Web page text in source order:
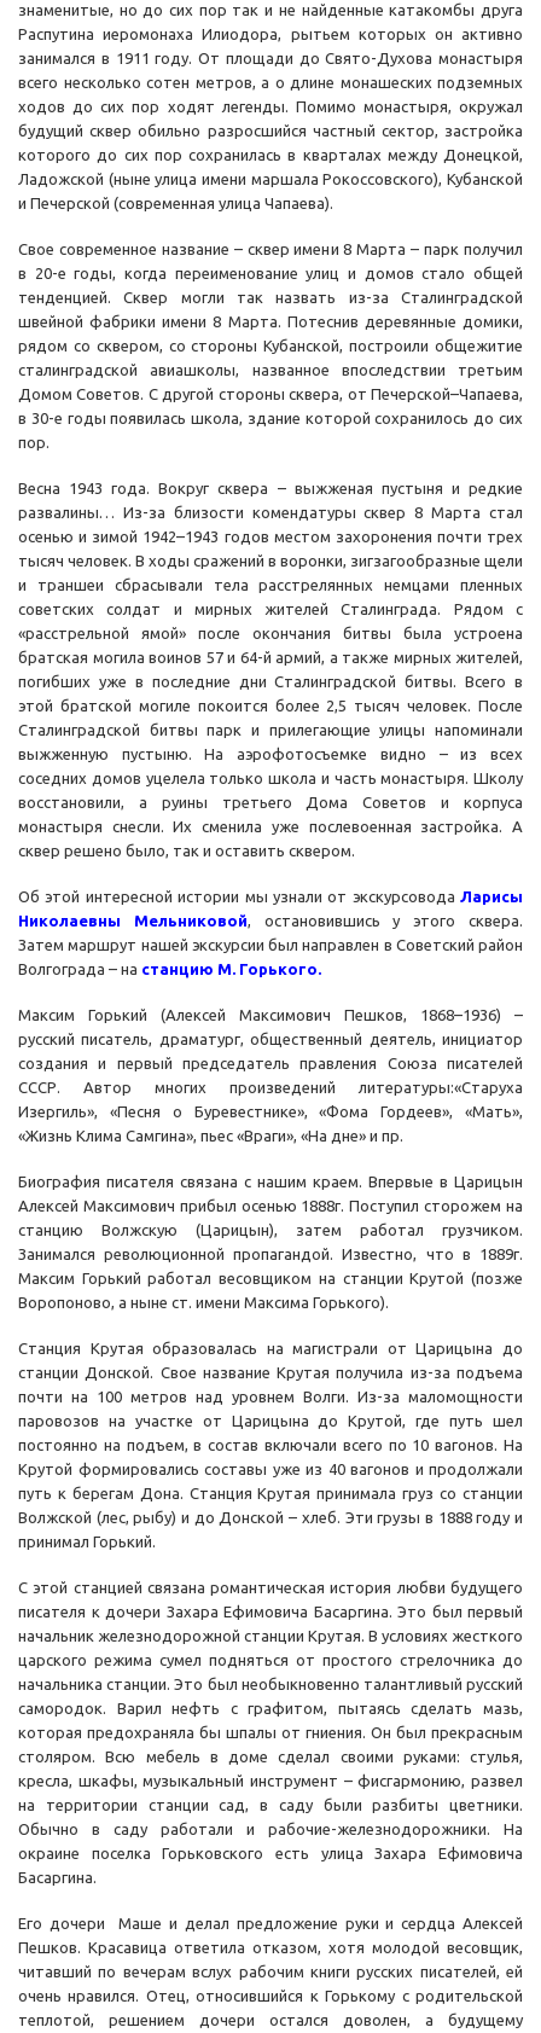
знаменитые, но до сих пор так и не найденные катакомбы друга
Распутина иеромонаха Илиодора, рытьем которых он активно
занимался в 1911 году. От площади до Свято-Духова монастыря
всего несколько сотен метров, а о длине монашеских подземных
ходов до сих пор ходят легенды. Помимо монастыря, окружал
будущий сквер обильно разросшийся частный сектор, застройка
которого до сих пор сохранилась в кварталах между Донецкой,
Ладожской (ныне улица имени маршала Рокоссовского), Кубанской
и Печерской (современная улица Чапаева).
Свое современное название – сквер имени 8 Марта – парк получил
в 20-е годы, когда переименование улиц и домов стало общей
тенденцией. Сквер могли так назвать из-за Сталинградской
швейной фабрики имени 8 Марта. Потеснив деревянные домики,
рядом со сквером, со стороны Кубанской, построили общежитие
сталинградской авиашколы, названное впоследствии третьим
Домом Советов. С другой стороны сквера, от Печерской–Чапаева,
в 30-е годы появилась школа, здание которой сохранилось до сих
пор.
Весна 1943 года. Вокруг сквера – выжженая пустыня и редкие
развалины… Из-за близости комендатуры сквер 8 Марта стал
осенью и зимой 1942–1943 годов местом захоронения почти трех
тысяч человек. В ходы сражений в воронки, зигзагообразные щели
и траншеи сбрасывали тела расстрелянных немцами пленных
советских солдат и мирных жителей Сталинграда. Рядом с
«расстрельной ямой» после окончания битвы была устроена
братская могила воинов 57 и 64-й армий, а также мирных жителей,
погибших уже в последние дни Сталинградской битвы. Всего в
этой братской могиле покоится более 2,5 тысяч человек. После
Сталинградской битвы парк и прилегающие улицы напоминали
выжженную пустыню. На аэрофотосъемке видно – из всех
соседних домов уцелела только школа и часть монастыря. Школу
восстановили, а руины третьего Дома Советов и корпуса
монастыря снесли. Их сменила уже послевоенная застройка. А
сквер решено было, так и оставить сквером.
Об этой интересной истории мы узнали от экскурсовода Ларисы
Николаевны Мельниковой, остановившись у этого сквера.
Затем маршрут нашей экскурсии был направлен в Советский район
Волгограда – на станцию М. Горького.
Максим Горький (Алексей Максимович Пешков, 1868–1936) –
русский писатель, драматург, общественный деятель, инициатор
создания и первый председатель правления Союза писателей
СССР. Автор многих произведений литературы:«Старуха
Изергиль», «Песня о Буревестнике», «Фома Гордеев», «Мать»,
«Жизнь Клима Самгина», пьес «Враги», «На дне» и пр.
Биография писателя связана с нашим краем. Впервые в Царицын
Алексей Максимович прибыл осенью 1888г. Поступил сторожем на
станцию Волжскую (Царицын), затем работал грузчиком.
Занимался революционной пропагандой. Известно, что в 1889г.
Максим Горький работал весовщиком на станции Крутой (позже
Воропоново, а ныне ст. имени Максима Горького).
Станция Крутая образовалась на магистрали от Царицына до
станции Донской. Свое название Крутая получила из-за подъема
почти на 100 метров над уровнем Волги. Из-за маломощности
паровозов на участке от Царицына до Крутой, где путь шел
постоянно на подъем, в состав включали всего по 10 вагонов. На
Крутой формировались составы уже из 40 вагонов и продолжали
путь к берегам Дона. Станция Крутая принимала груз со станции
Волжской (лес, рыбу) и до Донской – хлеб. Эти грузы в 1888 году и
принимал Горький.
С этой станцией связана романтическая история любви будущего
писателя к дочери Захара Ефимовича Басаргина. Это был первый
начальник железнодорожной станции Крутая. В условиях жесткого
царского режима сумел подняться от простого стрелочника до
начальника станции. Это был необыкновенно талантливый русский
самородок. Варил нефть с графитом, пытаясь сделать мазь,
которая предохраняла бы шпалы от гниения. Он был прекрасным
столяром. Всю мебель в доме сделал своими руками: стулья,
кресла, шкафы, музыкальный инструмент – фисгармонию, развел
на территории станции сад, в саду были разбиты цветники.
Обычно в саду работали и рабочие-железнодорожники. На
окраине поселка Горьковского есть улица Захара Ефимовича
Басаргина.
Его дочери Маше и делал предложение руки и сердца Алексей
Пешков. Красавица ответила отказом, хотя молодой весовщик,
читавший по вечерам вслух рабочим книги русских писателей, ей
очень нравился. Отец, относившийся к Горькому с родительской
теплотой, решением дочери остался доволен, а будущему